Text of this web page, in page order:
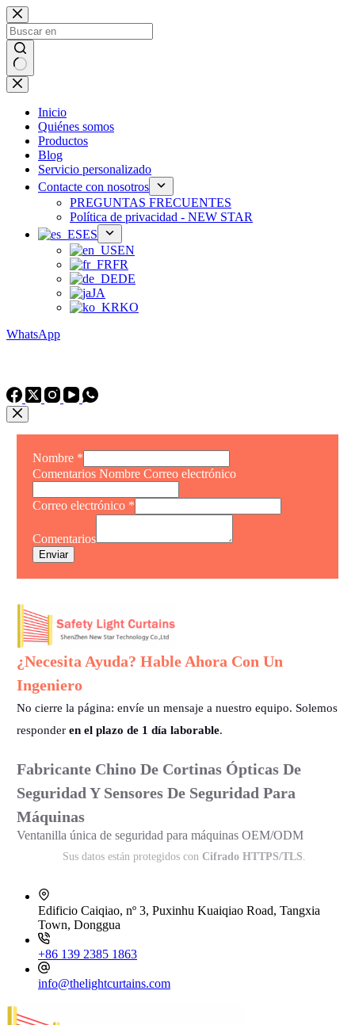
Ir
al
contenido
Sin
resultados
Inicio
Quiénes somos
Productos
Blog
Servicio personalizado
Contacte con nosotros
PREGUNTAS FRECUENTES
Política de privacidad - NEW STAR
ES
EN
FR
DE
JA
KO
WhatsApp
Nombre *
Comentarios Nombre Correo electrónico
Correo electrónico *
Comentarios
Enviar
¿Necesita Ayuda? Hable Ahora Con Un
Ingeniero
No cierre la página: envíe un mensaje a nuestro equipo. Solemos
responderen el plazo de 1 día laborable.
Fabricante Chino De Cortinas Ópticas De
Seguridad Y Sensores De Seguridad Para
Máquinas
Ventanilla única de seguridad para máquinas OEM/ODM
Sus datos están protegidos con Cifrado HTTPS/TLS
Edificio Caiqiao, nº 3, Puxinhu Kuaiqiao Road, Tangxia
Town, Donggua
+86 139 2385 1863
info@thelightcurtains.com